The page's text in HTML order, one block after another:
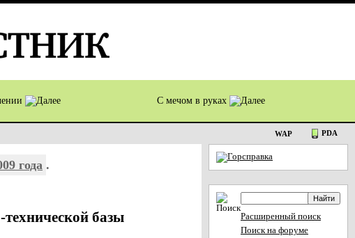
С мечом в руках
WAP PDA
года .
базы
Расширенный поиск
Поиск на форуме